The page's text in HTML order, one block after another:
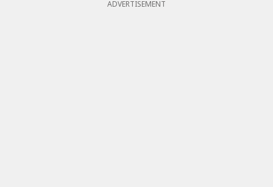
ADVERTISEMENT